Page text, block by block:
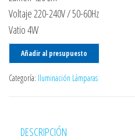
Voltaje 220-240V / 50-60Hz
Vatio 4W
Añadir al presupuesto
Categoría: Iluminación Lámparas
DESCRIPCIÓN